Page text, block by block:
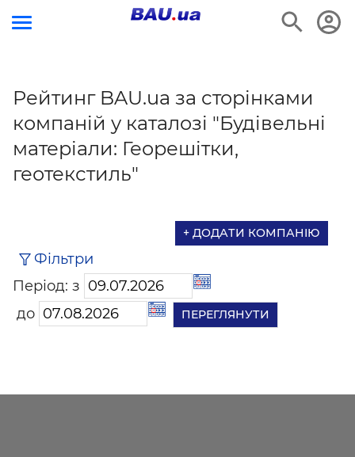
Рейтинг BAU.ua за сторінками
компаній у каталозі "Будівельні
матеріали: Георешітки,
геотекстиль"
+ ДОДАТИ КОМПАНІЮ
Фільтри
Період: з
до